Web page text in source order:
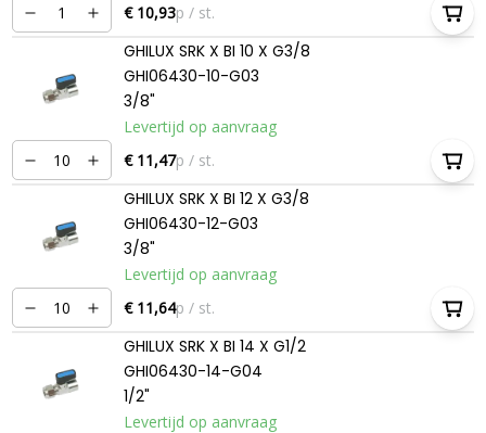
€ 10,93p / st.
GHILUX SRK X BI 10 X G3/8
GHI06430-10-G03
3/8"
Levertijd op aanvraag
€ 11,47p / st.
GHILUX SRK X BI 12 X G3/8
GHI06430-12-G03
3/8"
Levertijd op aanvraag
€ 11,64p / st.
GHILUX SRK X BI 14 X G1/2
GHI06430-14-G04
1/2"
Levertijd op aanvraag